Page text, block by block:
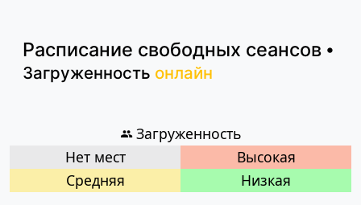
Расписание свободных сеансов •
Загруженность онлайн
Загруженность
Нет мест
Высокая
Cредняя
Низкая